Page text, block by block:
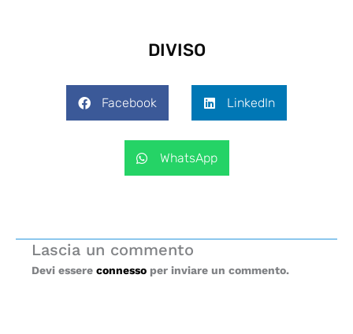
DIVISO
Facebook LinkedIn
WhatsApp
Lascia un commento
Devi essere connesso per inviare un commento.